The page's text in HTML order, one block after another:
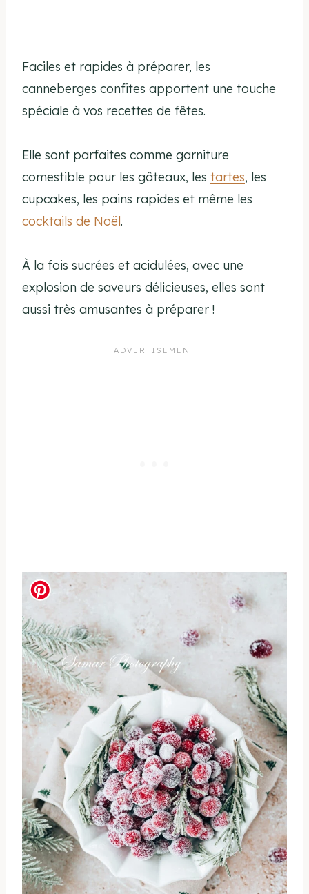
Faciles et rapides à préparer, les
canneberges confites apportent une touche
spéciale à vos recettes de fêtes.
Elle sont parfaites comme garniture
comestible pour les gâteaux, les tartes, les
cupcakes, les pains rapides et même les
cocktails de Noël.
À la fois sucrées et acidulées, avec une
explosion de saveurs délicieuses, elles sont
aussi très amusantes à préparer !